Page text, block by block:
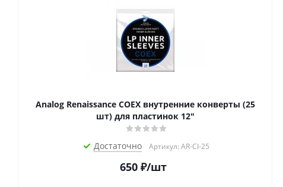
Analog Renaissance COEX внутренние конверты (25
шт) для пластинок 12"
Достаточно Артикул: AR-CI-25
650 ₽/шт